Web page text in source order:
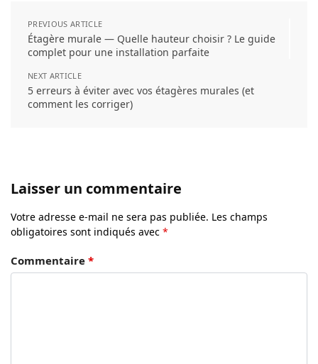
PREVIOUS ARTICLE
Étagère murale — Quelle hauteur choisir ? Le guide
complet pour une installation parfaite
NEXT ARTICLE
5 erreurs à éviter avec vos étagères murales (et
comment les corriger)
Laisser un commentaire
Votre adresse e-mail ne sera pas publiée. Les champs
obligatoires sont indiqués avec *
Commentaire *